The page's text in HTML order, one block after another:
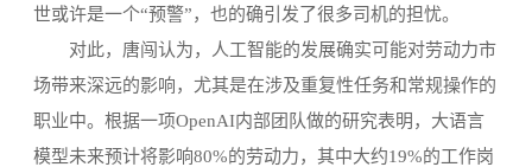
世或许是一个“预警”，也的确引发了很多司机的担忧。
对此，唐闯认为，人工智能的发展确实可能对劳动力市
场带来深远的影响，尤其是在涉及重复性任务和常规操作的
职业中。根据一项OpenAI内部团队做的研究表明，大语言
模型未来预计将影响80%的劳动力，其中大约19%的工作岗